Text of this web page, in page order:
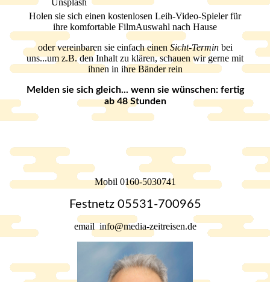
Holen sie sich einen kostenlosen Leih-Video-Spieler für
ihre komfortable FilmAuswahl nach Hause
oder vereinbaren sie einfach einen Sicht-Terminbei
uns...um z.B. den Inhalt zu klären, schauen wir gerne mit
ihnen in ihre Bänder rein
Melden sie sich gleich... wenn sie wünschen: fertig
ab 48 Stunden
Mobil 0160-5030741
Festnetz 05531-700965
email info@media-zeitreisen.de